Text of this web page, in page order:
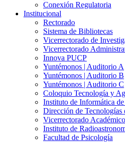
Conexión Regulatoria
Institucional
Rectorado
Sistema de Bibliotecas
Vicerrectorado de
Vicerrectorado
Innova PUCP
Yuntémonos | Auditorio A
Yuntémonos | Auditorio B
Yuntémonos | Auditorio C
Coloquio Tecnología y
Instituto de Informática
Dirección de Tecnologías
Vicerrectorado Académico
Instituto de
Facultad de Psicología